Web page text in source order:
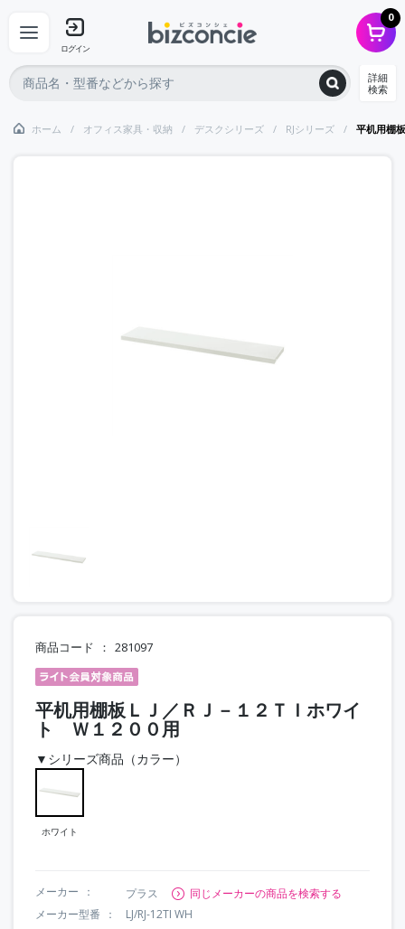
ログイン
0
詳細
検索
ホーム オフィス家具・収納 デスクシリーズ RJシリーズ 平机用棚
商品コード 281097
平机用棚板ＬＪ／ＲＪ－１２ＴＩホワイ
ト Ｗ１２００用
▼シリーズ商品（カラー）
ホワイト
メーカー プラス
同じメーカーの商品を検索する
メーカー型番
LJ/RJ-12TI WH